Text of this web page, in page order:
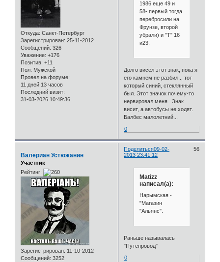
Откуда: Санкт-Петербург
Зарегистрирован: 25-11-2012
Сообщений: 326
Уважение: +176
Позитив: +11
Пол: Мужской
Провел на форуме:
11 дней 13 часов
Последний визит:
31-03-2026 10:49:36
1986 еще 49 и
58- первый тогда
перебросили на
Фрунзе, второй
убрали) и "Т" 16
и23.
Долго висел этот знак, пока я
его камнем не разбил.., тот
который синий, стеклянный
был. Этот значок почему-то
нервировал меня. Знак
висит, а автобусы не ходят.
Балбес малолетний...
0
Поделиться 56
09-02-
2013 23:41:12
Валериан Устюжанин
Участник
Рейтинг:
Зарегистрирован: 11-10-2012
Сообщений: 3252
Matizz
написал(а):
Нарымская -
"Магазин
"Альянс".
Раньше называлась
"Путепровод"
0